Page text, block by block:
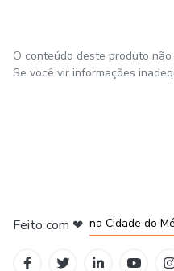
O conteúdo deste produto
Se você vir informações
Feito com ❤ na Cidade do